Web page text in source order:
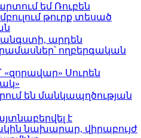
եմ Ռուբեն
թուրք տեսած
արդեն
ողբերգական
Սուրեն
են մանկապղծության
է
նախարար, վիրաբույժ